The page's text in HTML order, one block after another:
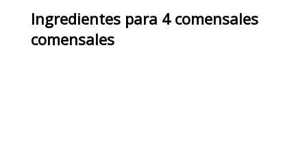
Ingredientespara 4 comensales
comensales